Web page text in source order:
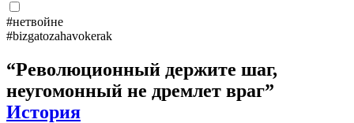
#нетвойне
#bizgatozahavokerak
“Революционный держите шаг,
неугомонный не дремлет враг”
История